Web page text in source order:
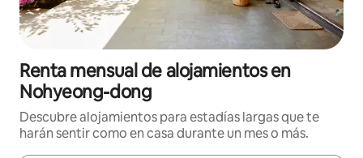
Renta mensual de alojamientos en
Nohyeong-dong
Descubre alojamientos para estadías largas que te
harán sentir como en casa durante un mes o más.